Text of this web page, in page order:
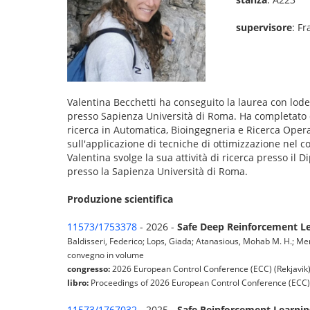
supervisore:
Valentina Becchetti ha conseguito la laurea con
presso Sapienza Università di Roma. Ha
ricerca in Automatica, Bioingegneria e Ricerca
sull'applicazione di tecniche di ottimizzazione nel
Valentina svolge la sua attività di ricerca presso il
presso la Sapienza Università di Roma.
Produzione scientifica
11573/1753378 - 2026 - Safe Deep Reinforcement
Baldisseri, Federico; Lops, Giada; Atanasious, Mohab M. H.;
convegno in volume
congresso:2026 European Control Conference (ECC) (Rekjavik)
libro: Proceedings of 2026 European Control Conference